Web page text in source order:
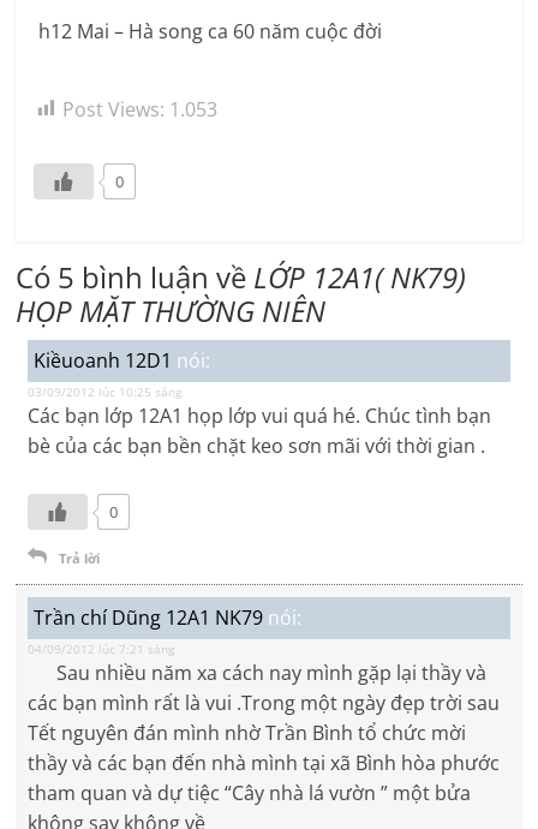
h12 Mai – Hà song ca 60 năm cuộc đời
Post Views: 1.053
0
Có 5 bình luận về LỚP 12A1( NK79)
HỌP MẶT THƯỜNG NIÊN
Kiềuoanh 12D1 nói:
03/09/2012 lúc 10:25 sáng
Các bạn lớp 12A1 họp lớp vui quá hé. Chúc tình bạn
bè của các bạn bền chặt keo sơn mãi với thời gian .
0
Trả lời
Trần chí Dũng 12A1 NK79 nói:
04/09/2012 lúc 7:21 sáng
Sau nhiều năm xa cách nay mình gặp lại thầy và
các bạn mình rất là vui .Trong một ngày đẹp trời sau
Tết nguyên đán mình nhờ Trần Bình tổ chức mời
thầy và các bạn đến nhà mình tại xã Bình hòa phước
tham quan và dự tiệc “Cây nhà lá vườn ” một bửa
không say không về